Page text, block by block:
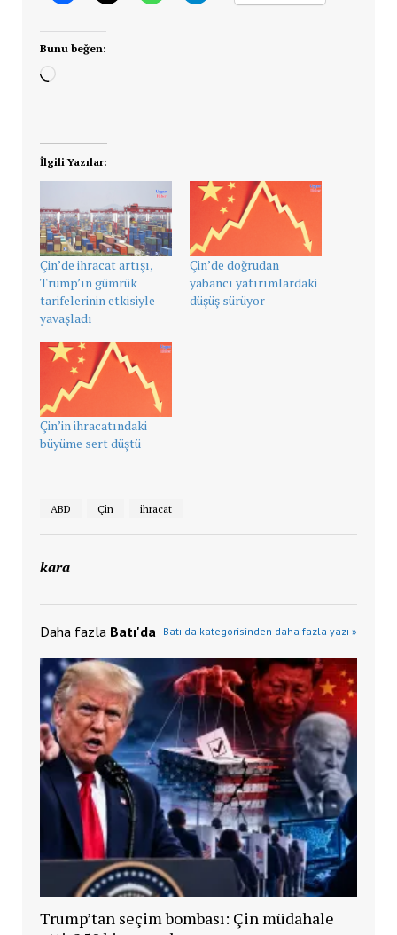
Bunu beğen:
Yükleniyor...
İlgili Yazılar:
Çin’de ihracat artışı,
Trump’ın gümrük
tarifelerinin etkisiyle
yavaşladı
Çin’de doğrudan
yabancı yatırımlardaki
düşüş sürüyor
Çin’in ihracatındaki
büyüme sert düştü
ABD Çin ihracat
kara
Daha fazla Batı'da Batı'da kategorisinden daha fazla yazı »
Trump’tan seçim bombası: Çin müdahale